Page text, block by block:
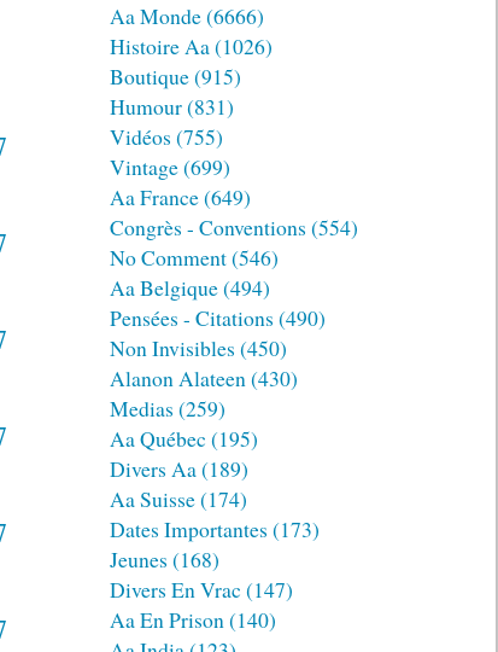
Aa Monde(6666)
Histoire Aa(1026)
Boutique(915)
Humour(831)
Vidéos (755)
Vintage(699)
Aa France(649)
Congrès - Conventions (554)
No Comment(546)
Aa Belgique(494)
Pensées - Citations (490)
Non Invisibles (450)
Alanon Alateen(430)
Medias (259)
Aa Québec (195)
Divers Aa(189)
Aa Suisse(174)
Dates Importantes (173)
Jeunes (168)
Divers En Vrac (147)
Aa En Prison(140)